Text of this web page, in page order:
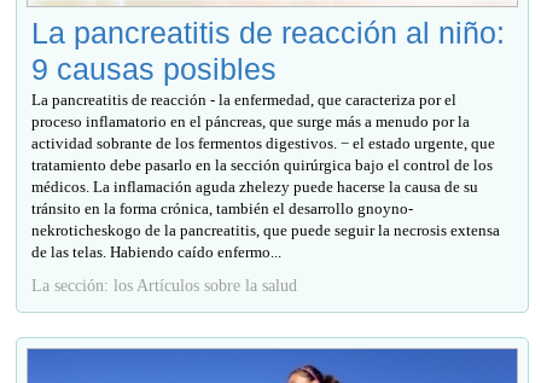
La pancreatitis de reacción al niño:
9 causas posibles
La pancreatitis de reacción - la enfermedad, que caracteriza por el
proceso inflamatorio en el páncreas, que surge más a menudo por la
actividad sobrante de los fermentos digestivos. − el estado urgente, que
tratamiento debe pasarlo en la sección quirúrgica bajo el control de los
médicos. La inflamación aguda zhelezy puede hacerse la causa de su
tránsito en la forma crónica, también el desarrollo gnoyno-
nekroticheskogo de la pancreatitis, que puede seguir la necrosis extensa
de las telas. Habiendo caído enfermo...
La sección: los Artículos sobre la salud